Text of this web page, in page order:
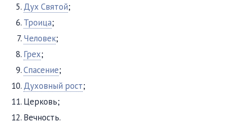
Дух Святой;
Троица;
Человек;
Грех;
Спасение;
Духовный рост;
Церковь;
Вечность.